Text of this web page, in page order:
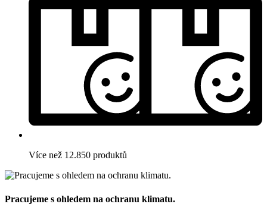
Více než 12.850 produktů
Pracujeme s ohledem na ochranu klimatu.